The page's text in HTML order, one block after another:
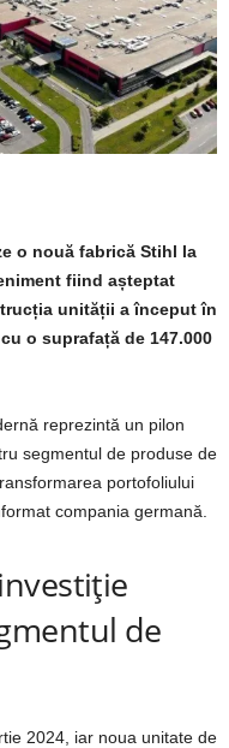
o nouă fabrică Stihl la
fiind așteptat
unității a început în
o suprafață de 147.000
reprezintă un pilon
segmentul de produse de
portofoliului
compania germană.
de
2024, iar noua unitate de